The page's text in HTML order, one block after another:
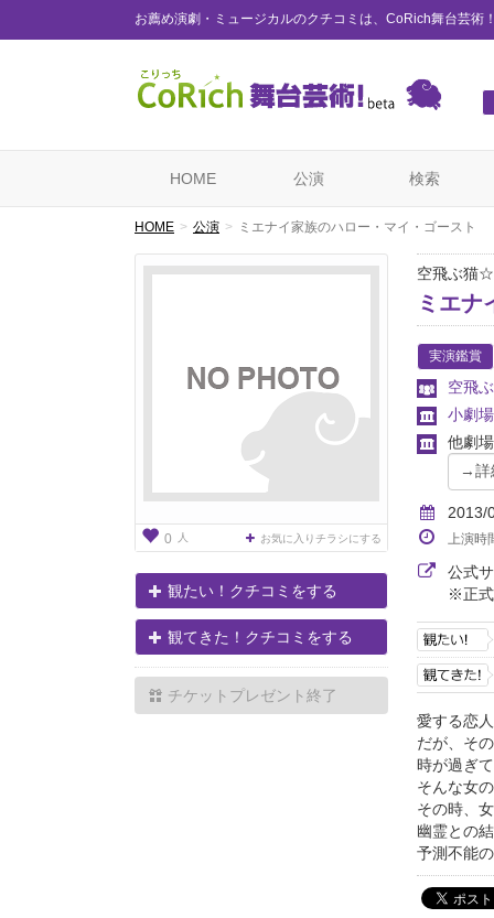
お薦め演劇・ミュージカルのクチコミは、CoRich舞台芸術
HOME 公演 検索
HOME 公演 ミエナイ家族のハロー・マイ・ゴースト
0 人 お気に入りチラシにする
観たい！クチコミをする
観てきた！クチコミをする
チケットプレゼント終了
空飛ぶ猫
ミエナ
実演鑑賞
空飛
小劇
他劇
2013/
上演時
公式
※正式
愛する恋
だが、そ
時が過ぎ
そんな女
その時、
幽霊との
予測不能